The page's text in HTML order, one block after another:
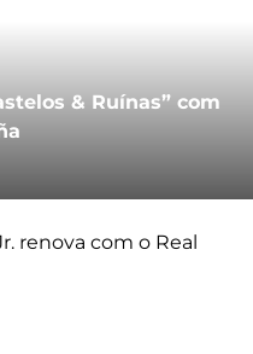
& Ruínas” com